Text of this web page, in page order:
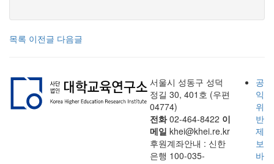
목록 이전글 다음글
서울시 성동구 성덕
정길 30, 401호 (우편
04774)
전화02-464-8422 이
메일 khei@khei.re.kr
후원계좌안내 : 신한
은행 100-035-
공
익
위
반
제
보
바